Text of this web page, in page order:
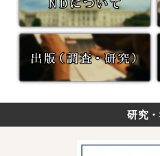
研究